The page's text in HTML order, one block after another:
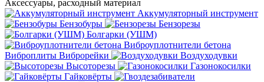
Аксессуары, расходный материал
Аккумуляторный инструмент
Бензобуры
Бензорезы
Болгарки (УШМ)
Виброуплотнители бетона
Виброплиты Виброрейки
Воздуходувки
Высоторезы
Газонокосилки
Гайковёрты